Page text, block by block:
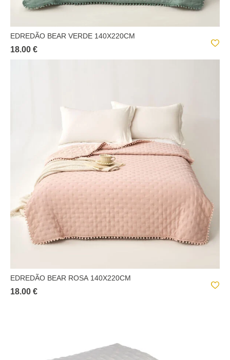
EDREDÃO BEAR VERDE 140X220CM
18.00 €
EDREDÃO BEAR ROSA 140X220CM
18.00 €